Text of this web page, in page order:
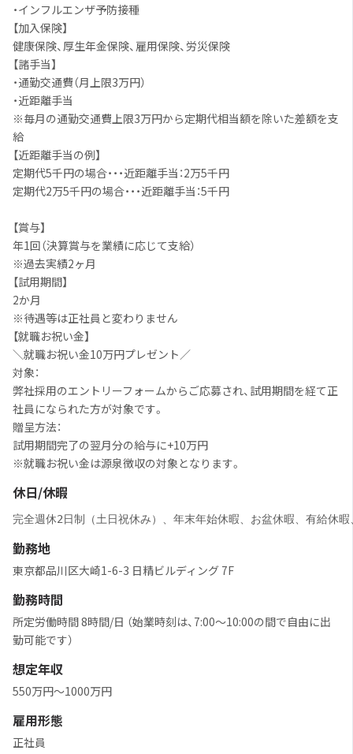
・インフルエンザ予防接種
【加入保険】
健康保険、厚生年金保険、雇用保険、労災保険
【諸手当】
・通勤交通費（月上限3万円）
・近距離手当
※毎月の通勤交通費上限3万円から定期代相当額を除いた差額を支
給
【近距離手当の例】
定期代5千円の場合・・・近距離手当：2万5千円
定期代2万5千円の場合・・・近距離手当：5千円
【賞与】
年1回（決算賞与を業績に応じて支給）
※過去実績2ヶ月
【試用期間】
2か月
※待遇等は正社員と変わりません
【就職お祝い金】
＼就職お祝い金10万円プレゼント／
対象：
弊社採用のエントリーフォームからご応募され、試用期間を経て正
社員になられた方が対象です。
贈呈方法：
試用期間完了の翌月分の給与に+10万円
※就職お祝い金は源泉徴収の対象となります。
休日/休暇
完全週休2日制（土日祝休み）、年末年始休暇、お盆休暇、有給休
勤務地
東京都品川区大崎1-6-3 日精ビルディング 7F
勤務時間
所定労働時間 8時間/日 （始業時刻は、7:00～10:00の間で自由に出
勤可能です）
想定年収
550万円〜1000万円
雇用形態
正社員